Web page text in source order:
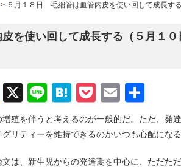
> ５月１８日 毛細管は血管内皮を使い回して成長す
を使い回して成長する（５月１
Facebook
X LineHatena
Pocket
Email
有
殖を伴うと考えるのが一般的だ。ただ、発
リティーを維持できるのかいつも心配になる
は、新生児からの発達期を中心に、ただた